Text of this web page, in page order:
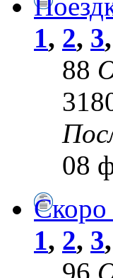
1, 2, 3,
88
08
Скоро
1, 2, 3,